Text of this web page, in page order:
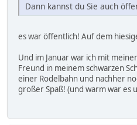
Dann kannst du Sie auch
es war öffentlich! Auf dem
Und im Januar war ich mit
Freund in meinem schwarzen
einer Rodelbahn und nachher
großer Spaß! (und warm war es